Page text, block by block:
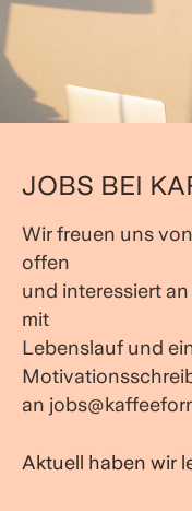
JOBS BEI
Wir freuen uns
offen
und interessiert
mit
Lebenslauf und
an
Aktuell haben wir